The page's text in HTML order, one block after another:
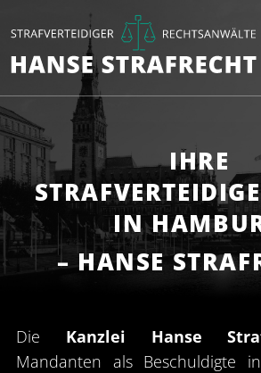
IHRE
IN
– HANSE
Die Kanzlei Hanse
Mandanten als Beschuldigte